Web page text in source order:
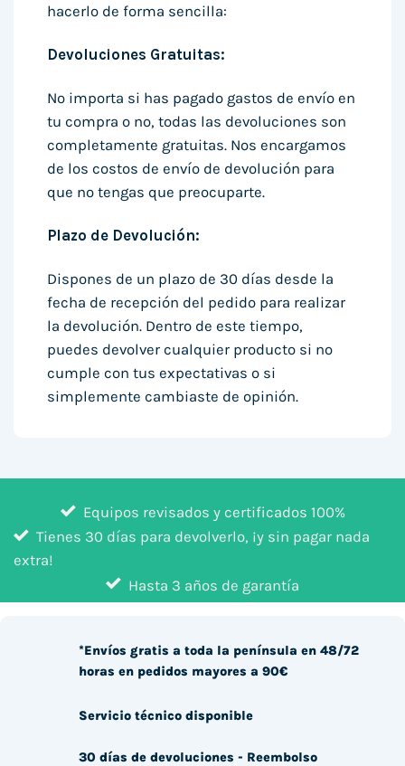
hacerlo de forma sencilla:
Devoluciones Gratuitas:
No importa si has pagado gastos de envío en
tu compra o no, todas las devoluciones son
completamente gratuitas. Nos encargamos
de los costos de envío de devolución para
que no tengas que preocuparte.
Plazo de Devolución:
Dispones de un plazo de 30 días desde la
fecha de recepción del pedido para realizar
la devolución. Dentro de este tiempo,
puedes devolver cualquier producto si no
cumple con tus expectativas o si
simplemente cambiaste de opinión.
Equipos revisados y certificados 100%
Tienes 30 días para devolverlo, ¡y sin pagar nada
extra!
Hasta 3 años de garantía
*Envíos gratis a toda la península en 48/72
horas en pedidos mayores a 90€
Servicio técnico disponible
30 días de devoluciones - Reembolso